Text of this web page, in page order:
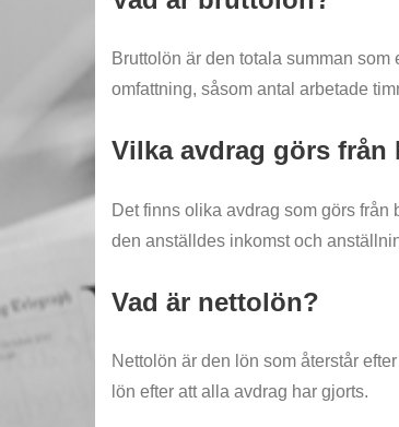
Bruttolön är den totala summan
omfattning, såsom antal arbetade
Vilka avdrag görs
Det finns olika avdrag som görs
den anställdes inkomst och
Vad är nettolön?
Nettolön är den lön som återstår
lön efter att alla avdrag har gjorts.